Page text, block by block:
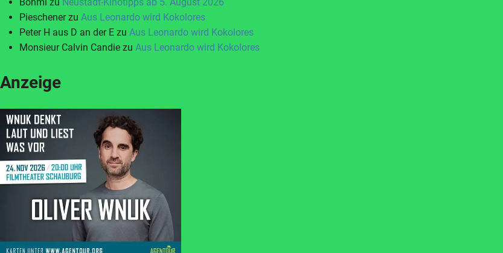
Pieschenerzu Aus Leonardo wird Kokolores
Peter H aus D an der E zu Aus Leonardo wird Kokolores
Monsieur Calvin Candie zu Aus Leonardo wird Kokolores
Anzeige